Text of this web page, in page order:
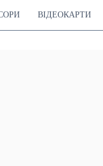
ВІДЕОКАРТИ